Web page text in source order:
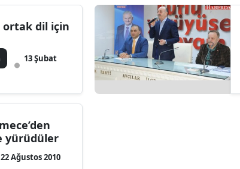
ortak dil için
13 Şubat
yürüdüler
22 Ağustos 2010